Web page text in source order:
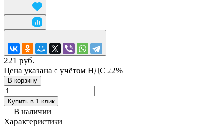
221 руб.
Цена указана с учётом НДС 22%
В корзину
Купить в 1 клик
В наличии
Характеристики